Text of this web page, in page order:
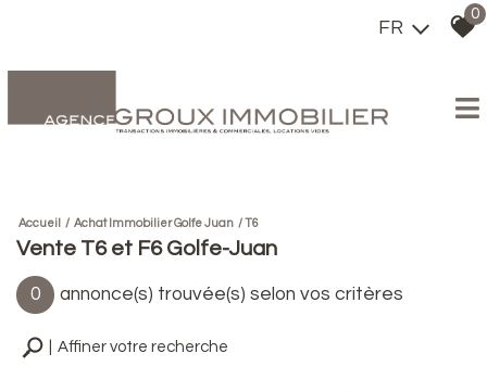
FR
0
Accueil Achat Immobilier Golfe Juan T6
Vente T6 et F6 Golfe-Juan
0 annonce(s) trouvée(s) selon vos critères
Affiner votre recherche